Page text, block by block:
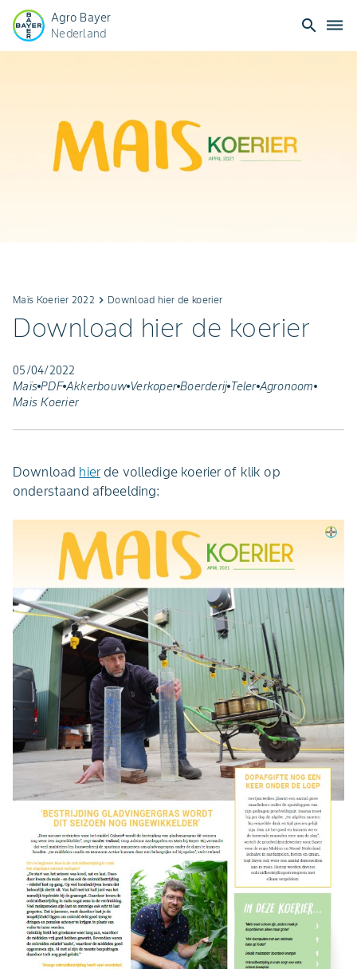
Agro Bayer
Nederland
search dehaze
Maïs Koerier 2022 keyboard_arrow_right Download hier de koerier
Download hier de koerier
05/04/2022
Maïs PDF Akkerbouw Verkoper Boerderij Teler Agronoom
Mais Koerier
Download hierde volledige koerier of klik op
onderstaand afbeelding: